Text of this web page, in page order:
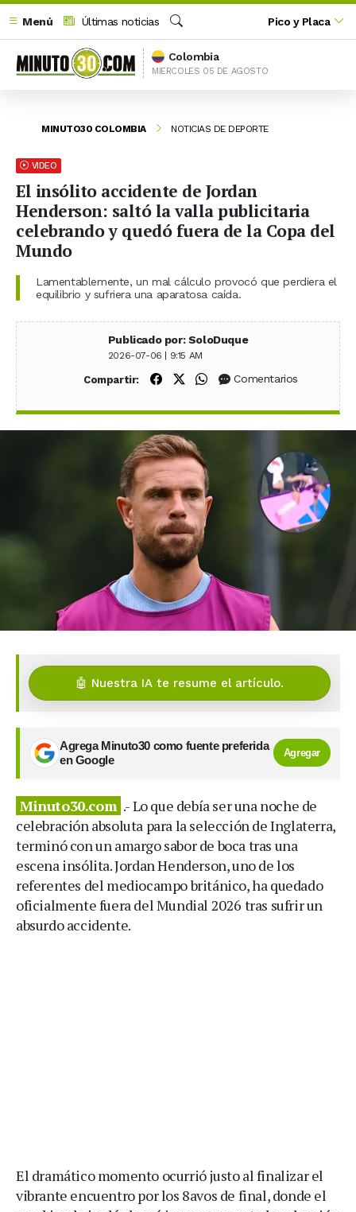
Menú
Últimas noticias
Buscar
Pico y Placa
Colombia
MIERCOLES 05 DE AGOSTO
MINUTO30 COLOMBIA NOTICIAS DE DEPORTE
VIDEO
El insólito accidente de Jordan
Henderson: saltó la valla publicitaria
celebrando y quedó fuera de la Copa del
Mundo
Lamentablemente, un mal cálculo provocó que perdiera el
equilibrio y sufriera una aparatosa caída.
Publicado por: SoloDuque
2026-07-06 | 9:15 AM
Compartir: Compartir en Facebook
Compartir en X (Twitter)
Compartir en WhatsApp
Comentarios
🤖 Nuestra IA te resume el artículo.
Agrega Minuto30 como fuente preferida
en Google
Agregar
Minuto30.com .- Lo que debía ser una noche de
celebración absoluta para la selección de Inglaterra,
terminó con un amargo sabor de boca tras una
escena insólita. Jordan Henderson, uno de los
referentes del mediocampo británico, ha quedado
oficialmente fuera del Mundial 2026 tras sufrir un
absurdo accidente.
El dramático momento ocurrió justo al finalizar el
vibrante encuentro por los 8avos de final, donde el